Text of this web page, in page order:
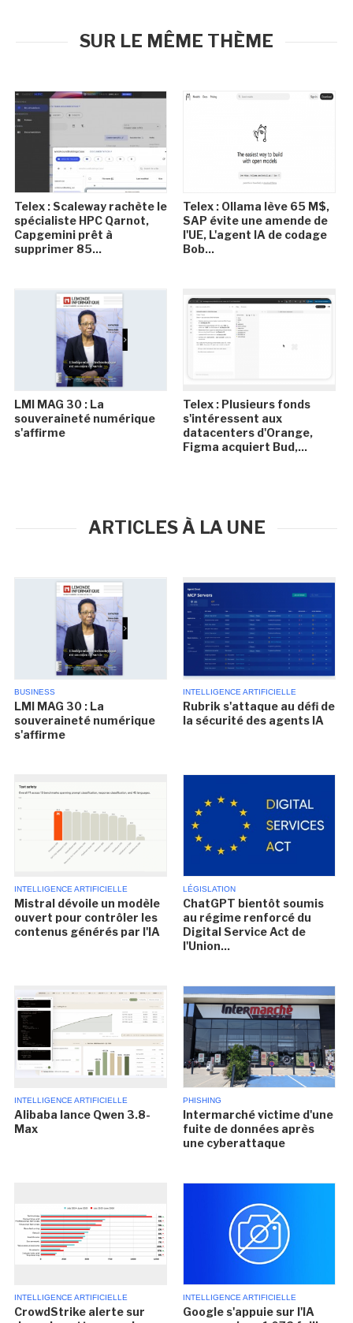
SUR LE MÊME THÈME
Telex : Scaleway rachète le
spécialiste HPC Qarnot,
Capgemini prêt à
supprimer 85...
Telex : Ollama lève 65 M$,
SAP évite une amende de
l'UE, L'agent IA de codage
Bob...
LMI MAG 30 : La
souveraineté numérique
s'affirme
Telex : Plusieurs fonds
s'intéressent aux
datacenters d'Orange,
Figma acquiert Bud,...
ARTICLES À LA UNE
BUSINESS
LMI MAG 30 : La
souveraineté numérique
s'affirme
INTELLIGENCE ARTIFICIELLE
Rubrik s'attaque au défi de
la sécurité des agents IA
INTELLIGENCE ARTIFICIELLE
Mistral dévoile un modèle
ouvert pour contrôler les
contenus générés par l'IA
LÉGISLATION
ChatGPT bientôt soumis
au régime renforcé du
Digital Service Act de
l'Union...
INTELLIGENCE ARTIFICIELLE
Alibaba lance Qwen 3.8-
Max
PHISHING
Intermarché victime d'une
fuite de données après
une cyberattaque
INTELLIGENCE ARTIFICIELLE
CrowdStrike alerte sur
INTELLIGENCE ARTIFICIELLE
Google s'appuie sur l'IA